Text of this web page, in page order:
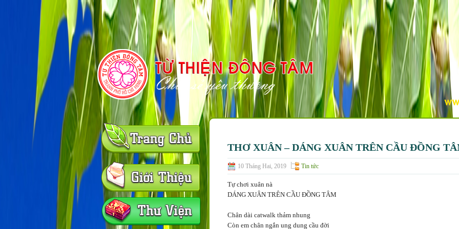
THƠ XUÂN – DÁNG XUÂN TRÊN CẦU ĐỒNG
10 Tháng Hai, 2019 Tin tức
Tự chơi xuân nà
DÁNG XUÂN TRÊN CẦU ĐỒNG TÂM
Chân dài catwalk thảm nhung
Còn em chân ngắn ung dung cầu đời